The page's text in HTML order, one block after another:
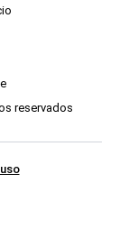
reservados